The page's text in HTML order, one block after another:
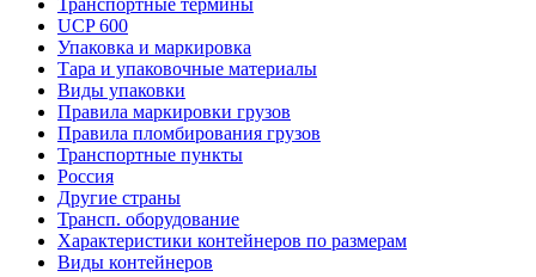
UCP 600
Упаковка и маркировка
Тара и упаковочные материалы
Виды упаковки
Правила маркировки грузов
Правила пломбирования грузов
Транспортные пункты
Россия
Другие страны
Трансп. оборудование
Характеристики контейнеров по размерам
Виды контейнеров